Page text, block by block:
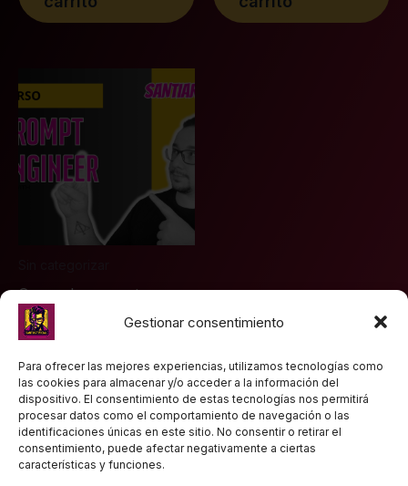
Gestionar consentimiento
Para ofrecer las mejores experiencias, utilizamos tecnologías como
las cookies para almacenar y/o acceder a la información del
dispositivo. El consentimiento de estas tecnologías nos permitirá
procesar datos como el comportamiento de navegación o las
identificaciones únicas en este sitio. No consentir o retirar el
consentimiento, puede afectar negativamente a ciertas
características y funciones.
Curso de prompt
Engineer
Valorado
con
0
de
5
79,99€
Añadir al
carrito